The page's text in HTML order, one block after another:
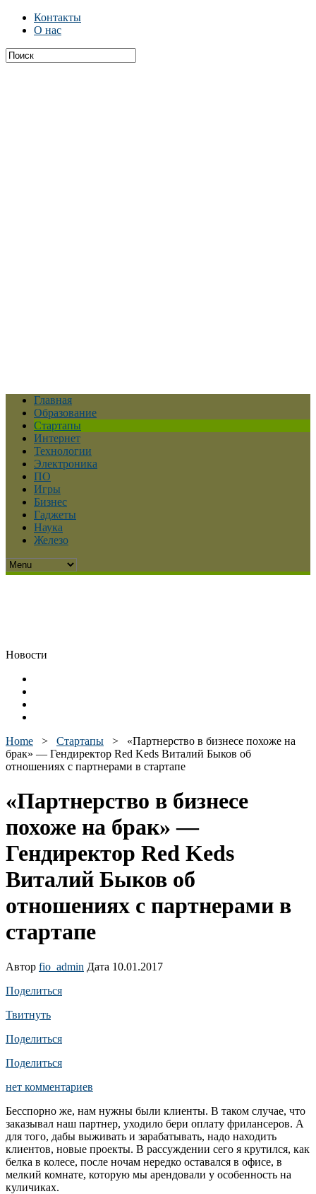
Контакты
О нас
Главная
Образование
Стартапы
Интернет
Технологии
Электроника
ПО
Игры
Бизнес
Гаджеты
Наука
Железо
Новости
Home > Стартапы > «Партнерство в бизнесе похоже на
брак» — Гендиректор Red Keds Виталий Быков об
отношениях с партнерами в стартапе
«Партнерство в бизнесе
похоже на брак» —
Гендиректор Red Keds
Виталий Быков об
отношениях с партнерами в
стартапе
Автор fio_admin Дата 10.01.2017
Поделиться
Твитнуть
Поделиться
Поделиться
нет комментариев
Бесспорно же, нам нужны были клиенты. В таком случае, что
заказывал наш партнер, уходило бери оплату фрилансеров. А
для того, дабы выживать и зарабатывать, надо находить
клиентов, новые проекты. В рассуждении сего я крутился, как
белка в колесе, после ночам нередко оставался в офисе, в
мелкий комнате, которую мы арендовали у особенность на
куличиках.